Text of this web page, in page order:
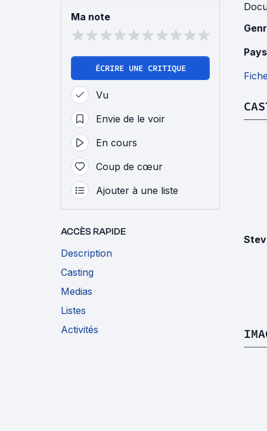
Ma note
ÉCRIRE UNE CRITIQUE
Vu
Envie de le voir
En cours
Coup de cœur
Ajouter à une liste
ACCÈS RAPIDE
Description
Casting
Medias
Listes
Activités